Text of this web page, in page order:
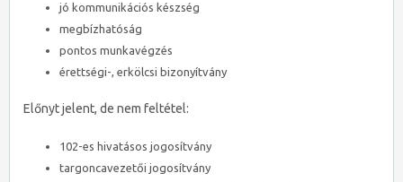
jó kommunikációs készség
megbízhatóság
pontos munkavégzés
érettségi-, erkölcsi bizonyítvány
Előnyt jelent, de nem feltétel:
102-es hivatásos jogosítvány
targoncavezetői jogosítvány